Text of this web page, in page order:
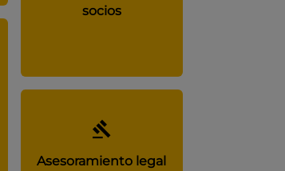
socios
Asesoramiento legal